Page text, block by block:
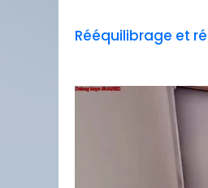
Rééquilibrage et
Lecteur